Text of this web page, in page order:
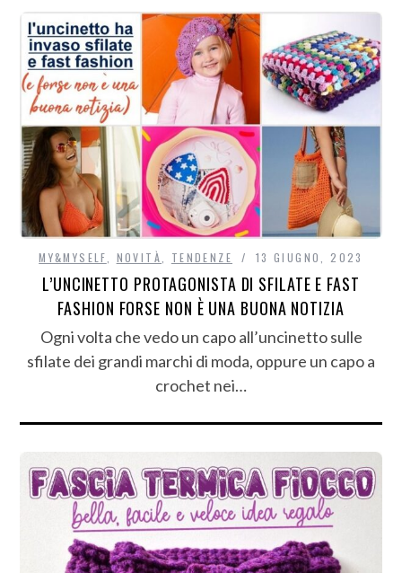
MY&MYSELF NOVITÀ TENDENZE 13 GIUGNO, 2023
L’UNCINETTO PROTAGONISTA DI SFILATE E FAST
FASHION FORSE NON È UNA BUONA NOTIZIA
Ogni volta che vedo un capo all’uncinetto sulle
sfilate dei grandi marchi di moda, oppure un capo a
crochet nei…